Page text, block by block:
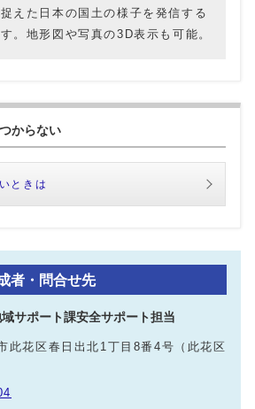
えた日本の国土の様子を発信する
。地形図や写真の3D表示も可能。
からない
ときは
者・問合せ先
サポート課安全サポート担当
花区春日出北1丁目8番4号（此花区